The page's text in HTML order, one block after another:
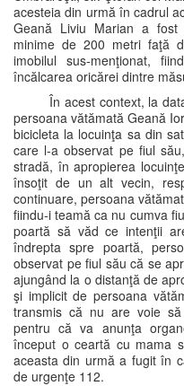
acesteia din urmă în cadrul
Geană Liviu Marian a fost
minime de 200 metri faţă
imobilul sus-menţionat,
încălcarea oricărei dintre
În acest context, la
persoana vătămată Geană
bicicleta la locuinţa sa din
care l-a observat pe fiul
stradă, în apropierea
însoţit de un alt vecin,
continuare, persoana
fiindu-i teamă ca nu cumva
poartă să văd ce intenţii
îndrepta spre poartă,
observat pe fiul său că se
ajungând la o distanţă de
şi implicit de persoana
transmis că nu are voie
pentru că va anunţa
început o ceartă cu mama
aceasta din urmă a fugit în
de urgenţe 112.